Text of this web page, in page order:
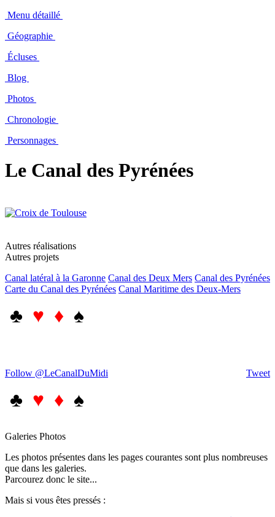
Menu détaillé
Géographie
Écluses
Blog
Photos
Chronologie
Personnages
Le Canal des Pyrénées
Autres réalisations
Autres projets
Canal latéral à la Garonne Canal des Deux Mers Canal des Pyrénées
Carte du Canal des Pyrénées Canal Maritime des Deux-Mers
♣ ♥ ♦ ♠
Tweet
Follow @LeCanalDuMidi
♣ ♥ ♦ ♠
Galeries Photos
Les photos présentes dans les pages courantes sont plus nombreuses
que dans les galeries.
Parcourez donc le site...
Mais si vous êtes pressés :